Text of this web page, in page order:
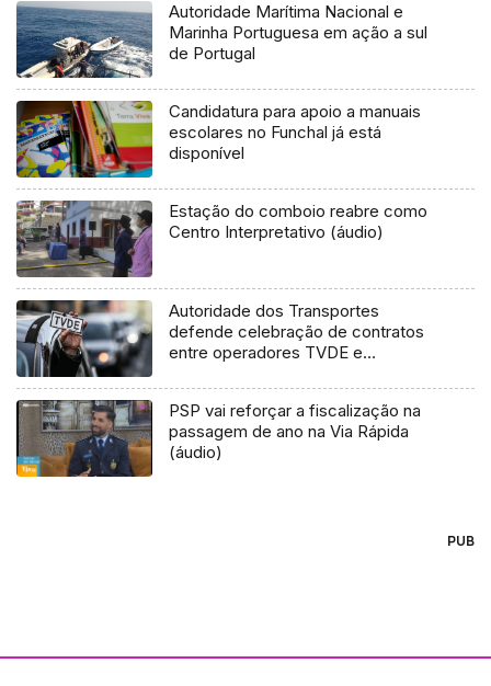
Autoridade Marítima Nacional e
Marinha Portuguesa em ação a sul
de Portugal
Candidatura para apoio a manuais
escolares no Funchal já está
disponível
Estação do comboio reabre como
Centro Interpretativo (áudio)
Autoridade dos Transportes
defende celebração de contratos
entre operadores TVDE e
PSP vai reforçar a fiscalização na
passagem de ano na Via Rápida
(áudio)
PUB